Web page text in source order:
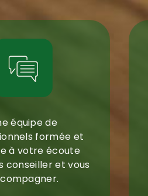
équipe de
formée et
à votre écoute
conseiller et vous